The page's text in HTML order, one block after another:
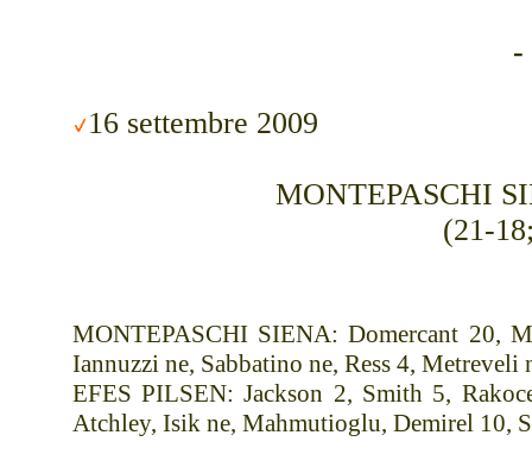
-
16 settembre 2009
MONTEPASCHI
(21-
MONTEPASCHI SIENA: Domercant 20,
Iannuzzi ne, Sabbatino ne, Ress 4,
EFES PILSEN: Jackson 2, Smith 5,
Atchley, Isik ne, Mahmutioglu, Demirel 10,